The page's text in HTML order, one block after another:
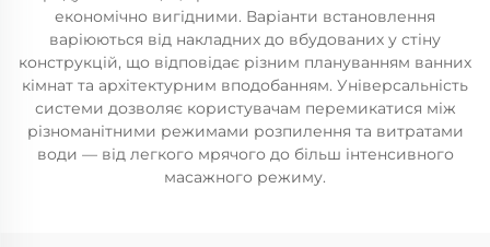
економічно вигідними. Варіанти встановлення
варіюються від накладних до вбудованих у стіну
конструкцій, що відповідає різним плануванням ванних
кімнат та архітектурним вподобанням. Універсальність
системи дозволяє користувачам перемикатися між
різноманітними режимами розпилення та витратами
води — від легкого мрячого до більш інтенсивного
масажного режиму.